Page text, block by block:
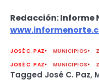
Redacción: Informe
JOSÉ C. PAZ MUNICIPIOS
JOSÉ C. PAZ
MUNICIPIOS
Tagged José C. Paz,